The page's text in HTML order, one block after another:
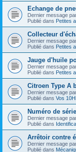
Echange de
Dernier message
Publié dans Petites
Collecteur
Dernier message
Publié dans Petites
Jauge d'huile
Dernier message
Publié dans Petites
Citroen Type A
Dernier message
Publié dans Vos
Numéro de série
Dernier message
Publié dans
Arrêtoir contre
Dernier message
Publié dans